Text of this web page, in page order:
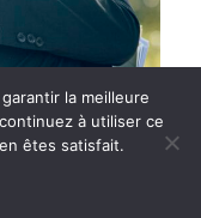
la meilleure
à utiliser ce
êtes satisfait.